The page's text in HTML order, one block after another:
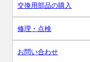
交換用部品の購入
修理・点検
お問い合わせ